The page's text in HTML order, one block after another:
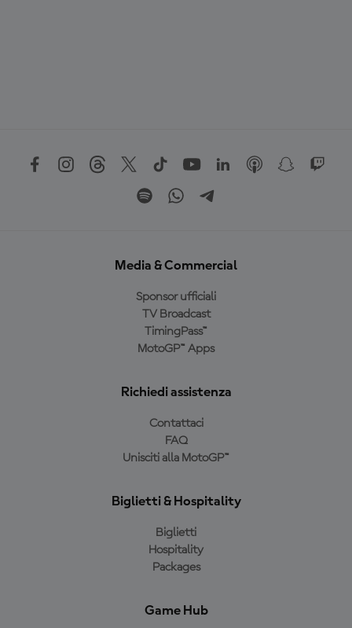
Media & Commercial
Sponsor ufficiali
TV Broadcast
TimingPass™
MotoGP™ Apps
Richiedi assistenza
Contattaci
FAQ
Unisciti alla MotoGP™
Biglietti & Hospitality
Biglietti
Hospitality
Packages
Game Hub